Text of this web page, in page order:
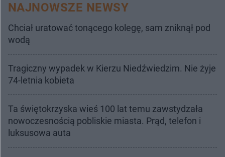
NAJNOWSZE NEWSY
Chciał uratować tonącego kolegę, sam zniknął pod
wodą
Tragiczny wypadek w Kierzu Niedźwiedzim. Nie żyje
74-letnia kobieta
Ta świętokrzyska wieś 100 lat temu zawstydzała
nowoczesnością pobliskie miasta. Prąd, telefon i
luksusowa auta